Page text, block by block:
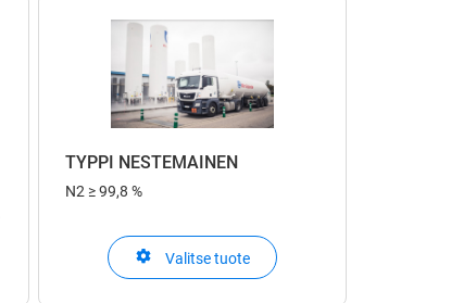
TYPPI NESTEMÄINEN
N2 ≥ 99,8 %
Valitse tuote